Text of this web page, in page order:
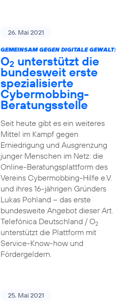
26. Mai 2021
GEMEINSAM GEGEN DIGITALE GEWALT:
O2 unterstützt die
bundesweit erste
spezialisierte
Cybermobbing-
Beratungsstelle
Seit heute gibt es ein weiteres
Mittel im Kampf gegen
Erniedrigung und Ausgrenzung
junger Menschen im Netz: die
Online-Beratungsplattform des
Vereins Cybermobbing-Hilfe e.V.
und ihres 16-jährigen Gründers
Lukas Pohland – das erste
bundesweite Angebot dieser Art.
Telefónica Deutschland / O2
unterstützt die Plattform mit
Service-Know-how und
Fördergeldern.
25. Mai 2021